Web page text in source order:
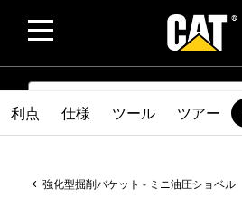
SEARCH
強化型掘削バケット - ミニ油圧ショベル
利点 仕様 ツール ツアー